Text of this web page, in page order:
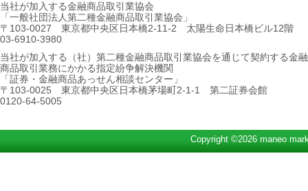
当社が加入する金融商品取引業協会
「一般社団法人第二種金融商品取引業協会」
〒103-0027 東京都中央区日本橋2-11-2 太陽生命日本橋ビル12階
03-6910-3980
当社が加入する（社）第二種金融商品取引業協会を通じて契約する金融
商品取引業務にかかる指定紛争解決機関
「証券・金融商品あっせん相談センター」
〒103-0025 東京都中央区日本橋茅場町2-1-1 第二証券会館
0120-64-5005
Copyright ©2026 maneo